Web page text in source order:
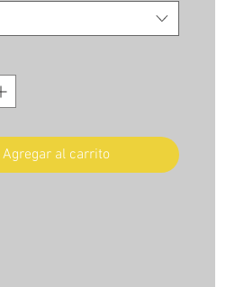
Agregar al carrito